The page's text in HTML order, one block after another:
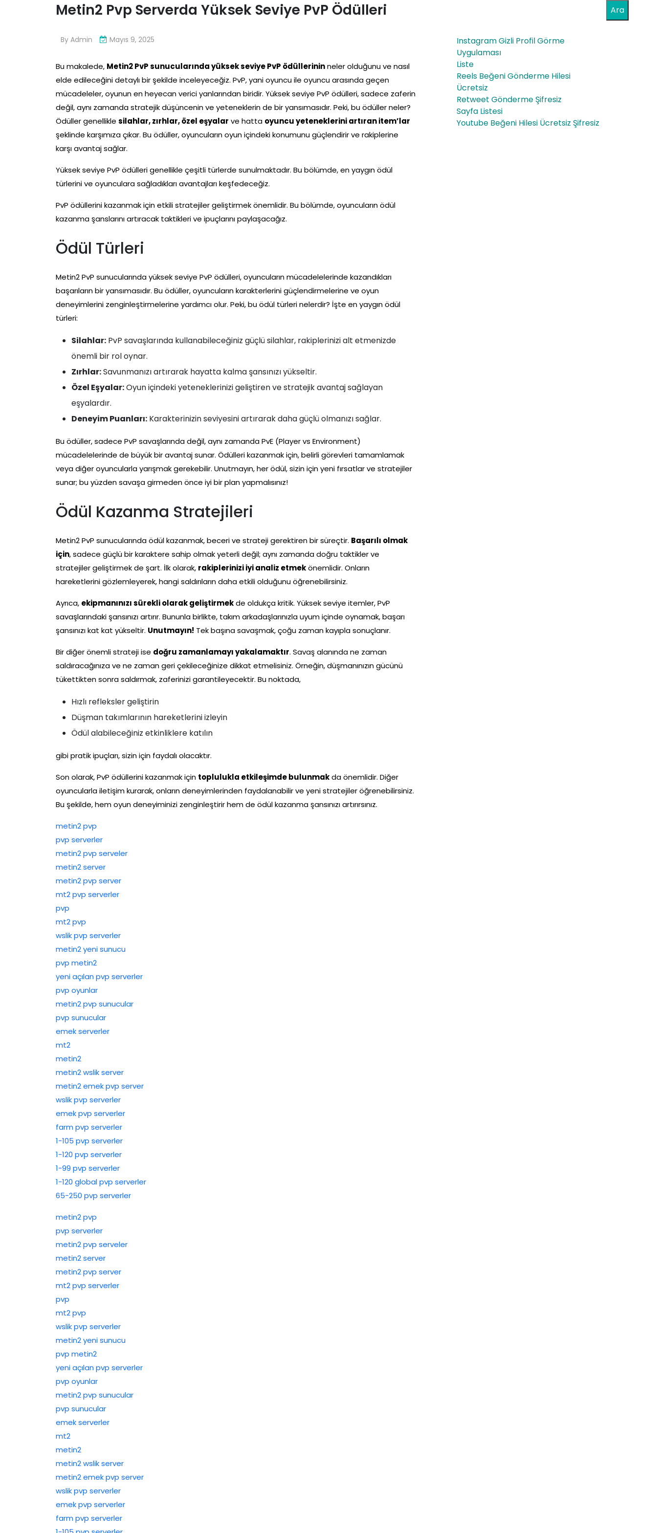
Metin2 Pvp Serverda Yüksek Seviye PvP Ödülleri
By Admin Mayıs 9, 2025
Bu makalede, Metin2 PvP sunucularında yüksek seviye PvP ödüllerininneler olduğunu ve nasıl
elde edileceğini detaylı bir şekilde inceleyeceğiz. PvP, yani oyuncu ile oyuncu arasında geçen
mücadeleler, oyunun en heyecan verici yanlarından biridir. Yüksek seviye PvP ödülleri, sadece zaferin
değil, aynı zamanda stratejik düşüncenin ve yeteneklerin de bir yansımasıdır. Peki, bu ödüller neler?
Ödüller genellikle silahlar, zırhlar, özel eşyalar ve hatta oyuncu yeteneklerini artıran item’lar
şeklinde karşımıza çıkar. Bu ödüller, oyuncuların oyun içindeki konumunu güçlendirir ve rakiplerine
karşı avantaj sağlar.
Yüksek seviye PvP ödülleri genellikle çeşitli türlerde sunulmaktadır. Bu bölümde, en yaygın ödül
türlerini ve oyunculara sağladıkları avantajları keşfedeceğiz.
PvP ödüllerini kazanmak için etkili stratejiler geliştirmek önemlidir. Bu bölümde, oyuncuların ödül
kazanma şanslarını artıracak taktikleri ve ipuçlarını paylaşacağız.
Ödül Türleri
Metin2 PvP sunucularında yüksek seviye PvP ödülleri, oyuncuların mücadelelerinde kazandıkları
başarıların bir yansımasıdır. Bu ödüller, oyuncuların karakterlerini güçlendirmelerine ve oyun
deneyimlerini zenginleştirmelerine yardımcı olur. Peki, bu ödül türleri nelerdir? İşte en yaygın ödül
türleri:
Silahlar: PvP savaşlarında kullanabileceğiniz güçlü silahlar, rakiplerinizi alt etmenizde
önemli bir rol oynar.
Zırhlar:Savunmanızı artırarak hayatta kalma şansınızı yükseltir.
Özel Eşyalar:Oyun içindeki yeteneklerinizi geliştiren ve stratejik avantaj sağlayan
eşyalardır.
Deneyim Puanları: Karakterinizin seviyesini artırarak daha güçlü olmanızı sağlar.
Bu ödüller, sadece PvP savaşlarında değil, aynı zamanda PvE (Player vs Environment)
mücadelelerinde de büyük bir avantaj sunar. Ödülleri kazanmak için, belirli görevleri tamamlamak
veya diğer oyuncularla yarışmak gerekebilir. Unutmayın, her ödül, sizin için yeni fırsatlar ve stratejiler
sunar; bu yüzden savaşa girmeden önce iyi bir plan yapmalısınız!
Ödül Kazanma Stratejileri
Metin2 PvP sunucularında ödül kazanmak, beceri ve strateji gerektiren bir süreçtir. Başarılı olmak
için, sadece güçlü bir karaktere sahip olmak yeterli değil; aynı zamanda doğru taktikler ve
stratejiler geliştirmek de şart. İlk olarak, rakiplerinizi iyi analiz etmekönemlidir. Onların
hareketlerini gözlemleyerek, hangi saldırıların daha etkili olduğunu öğrenebilirsiniz.
Ayrıca, ekipmanınızı sürekli olarak geliştirmekde oldukça kritik. Yüksek seviye itemler, PvP
savaşlarındaki şansınızı artırır. Bununla birlikte, takım arkadaşlarınızla uyum içinde oynamak, başarı
şansınızı kat kat yükseltir. Unutmayın! Tek başına savaşmak, çoğu zaman kayıpla sonuçlanır.
Bir diğer önemli strateji ise doğru zamanlamayı yakalamaktır. Savaş alanında ne zaman
saldıracağınıza ve ne zaman geri çekileceğinize dikkat etmelisiniz. Örneğin, düşmanınızın gücünü
tükettikten sonra saldırmak, zaferinizi garantileyecektir. Bu noktada,
Hızlı refleksler geliştirin
Düşman takımlarının hareketlerini izleyin
Ödül alabileceğiniz etkinliklere katılın
gibi pratik ipuçları, sizin için faydalı olacaktır.
Son olarak, PvP ödüllerini kazanmak için toplulukla etkileşimde bulunmakda önemlidir. Diğer
oyuncularla iletişim kurarak, onların deneyimlerinden faydalanabilir ve yeni stratejiler öğrenebilirsiniz.
Bu şekilde, hem oyun deneyiminizi zenginleştirir hem de ödül kazanma şansınızı artırırsınız.
metin2 pvp
pvp serverler
metin2 pvp serveler
metin2 server
metin2 pvp server
mt2 pvp serverler
pvp
mt2 pvp
wslik pvp serverler
metin2 yeni sunucu
pvp metin2
yeni açılan pvp serverler
pvp oyunlar
metin2 pvp sunucular
pvp sunucular
emek serverler
mt2
metin2
metin2 wslik server
metin2 emek pvp server
wslik pvp serverler
emek pvp serverler
farm pvp serverler
1-105 pvp serverler
1-120 pvp serverler
1-99 pvp serverler
1-120 global pvp serverler
65-250 pvp serverler
metin2 pvp
pvp serverler
metin2 pvp serveler
metin2 server
metin2 pvp server
mt2 pvp serverler
pvp
mt2 pvp
wslik pvp serverler
metin2 yeni sunucu
pvp metin2
yeni açılan pvp serverler
pvp oyunlar
metin2 pvp sunucular
pvp sunucular
emek serverler
mt2
metin2
metin2 wslik server
metin2 emek pvp server
wslik pvp serverler
emek pvp serverler
farm pvp serverler
Ara
Instagram Gizli Profil Görme
Uygulaması
Liste
Reels Beğeni Gönderme Hilesi
Ücretsiz
Retweet Gönderme Şifresiz
Sayfa Listesi
Youtube Beğeni Hilesi Ücretsiz Şifresiz